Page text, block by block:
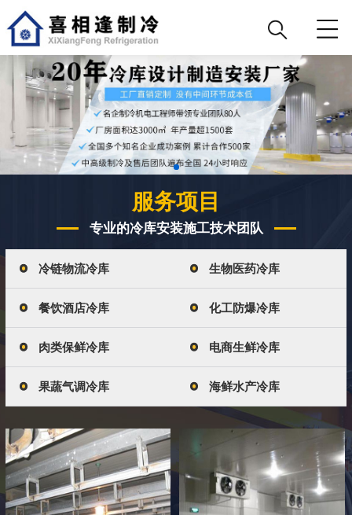
服务项目
专业的冷库安装施工技术团队
冷链物流冷库 生物医药冷库
餐饮酒店冷库 化工防爆冷库
肉类保鲜冷库 电商生鲜冷库
果蔬气调冷库 海鲜水产冷库